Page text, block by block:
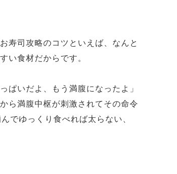
寿司攻略のコツといえば、なんと
い食材だからです。
ぱいだよ、もう満腹になったよ」
ら満腹中枢が刺激されてその命令
でゆっくり食べれば太らない、